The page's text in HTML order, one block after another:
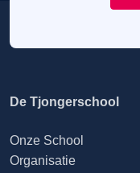
De Tjongerschool
Onze School
Organisatie